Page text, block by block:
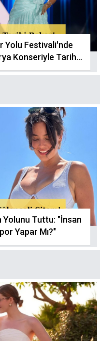
Yolu Festivali'nde
Konseriyle Tarihe
Yolunu Tuttu: "İnsan
Yapar Mı?"